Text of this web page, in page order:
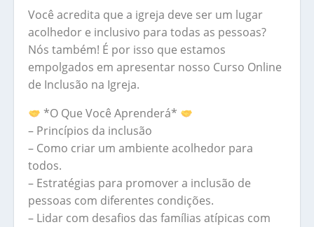
Você acredita que a igreja deve ser um lugar
acolhedor e inclusivo para todas as pessoas?
Nós também! É por isso que estamos
empolgados em apresentar nosso Curso Online
de Inclusão na Igreja.
*O Que Você Aprenderá*
– Princípios da inclusão
– Como criar um ambiente acolhedor para
todos.
– Estratégias para promover a inclusão de
pessoas com diferentes condições.
– Lidar com desafios das famílias atípicas com